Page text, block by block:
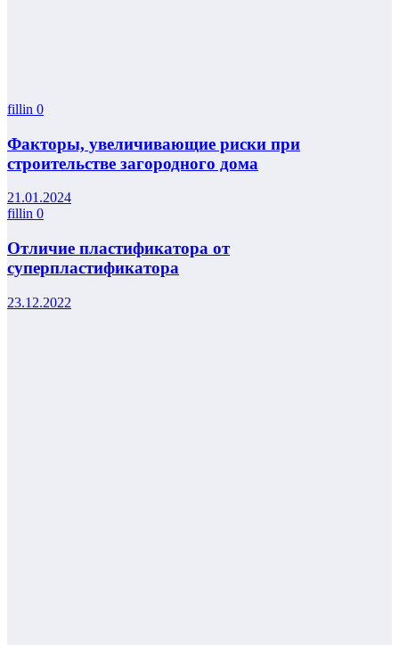
fillin 0
Факторы, увеличивающие риски при
строительстве загородного дома
21.01.2024
fillin 0
Отличие пластификатора от
суперпластификатора
23.12.2022